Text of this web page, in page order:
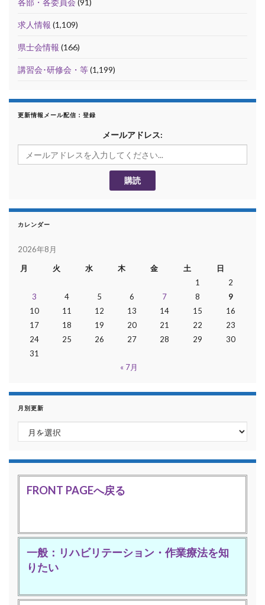
各部・各委員会 (91)
求人情報 (1,109)
県士会情報 (166)
講習会･研修会・等(1,199)
更新情報メール配信：登録
メールアドレス:
カレンダー
2026年8月
月
火 水 木 金 土
日
1
2
3
4 5 6 7 8
9
10
11 12 13 14 15
16
17
18 19 20 21 22
23
24
25 26 27 28 29
30
31
« 7月
月別更新
月別更新
FRONT PAGEへ戻る
一般：リハビリテーション・作業療法を知
りたい